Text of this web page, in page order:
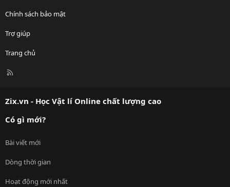
Chính sách bảo mật
Trợ giúp
Trang chủ
R
Zix.vn - Học Vật lí Online chất lượng cao
Có gì mới?
Bài viết mới
Dòng thời gian
Hoạt động mới nhất